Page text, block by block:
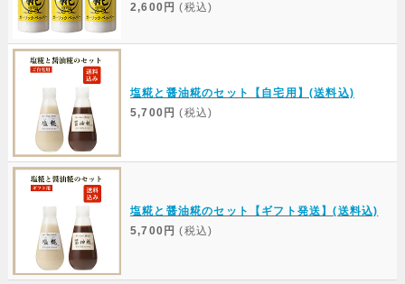
2,600円 (税込)
塩糀と醤油糀のセット【自宅用】(送料込)
5,700円 (税込)
塩糀と醤油糀のセット【ギフト発送】(送料込)
5,700円 (税込)